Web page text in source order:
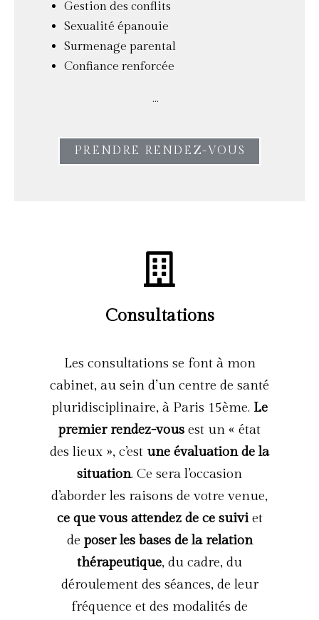
Gestion des conflits
Sexualité épanouie
Surmenage parental
Confiance renforcée
…
PRENDRE RENDEZ-VOUS
Consultations
Les consultations se font à mon
cabinet, au sein d’un centre de santé
pluridisciplinaire, à Paris 15ème. Le
premier rendez-vous est un « état
des lieux », c’est une évaluation de la
situation. Ce sera l’occasion
d’aborder les raisons de votre venue,
ce que vous attendez de ce suiviet
de poser les bases de la relation
thérapeutique, du cadre, du
déroulement des séances, de leur
fréquence et des modalités de